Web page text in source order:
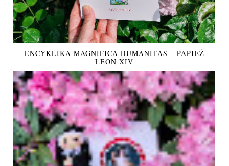
ENCYKLIKA MAGNIFICA HUMANITAS – PAPIEŻ
LEON XIV